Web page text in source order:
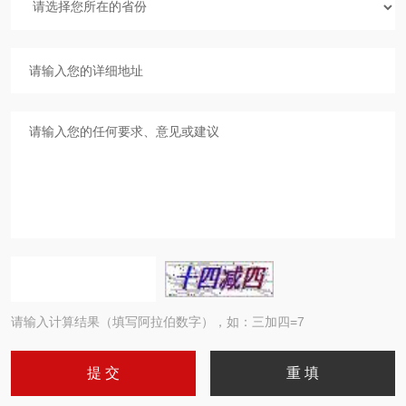
请输入计算结果（填写阿拉伯数字），如：三加四=7